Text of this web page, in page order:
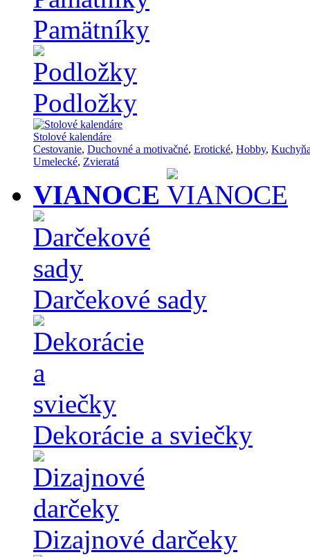
Pamätníky
Podložky
Stolové kalendáre
Cestovanie, Duchovné a motivačné, Erotické, Hobby,
Umelecké, Zvieratá
VIANOCE
Darčekové sady
Dekorácie a sviečky
Dizajnové darčeky